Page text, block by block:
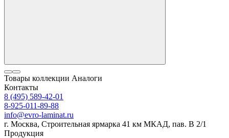
Товары коллекции Аналоги
Контакты
8 (495) 589-42-01
8-925-011-89-88
info@evro-laminat.ru
г. Москва, Строительная ярмарка 41 км МКАД, пав. В 2/1
Продукция